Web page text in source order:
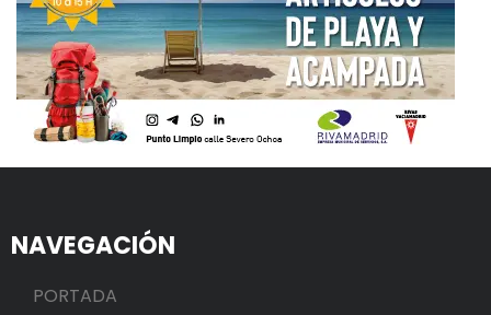
NAVEGACIÓN
PORTADA